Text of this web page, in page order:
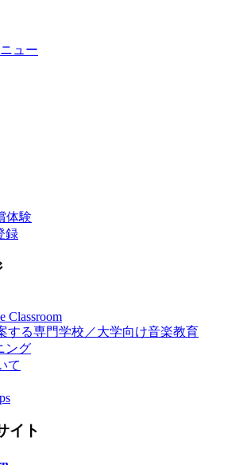
ュー
体験
録
Classroom
する専門学校／大学向け音楽教育
ング
て
イト